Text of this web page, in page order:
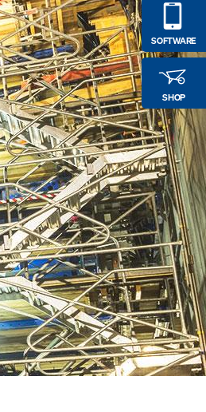
SOFTWARE
SHOP